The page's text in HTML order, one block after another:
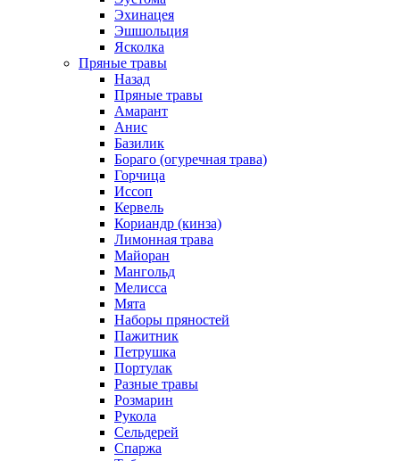
Эхинацея
Эшшольция
Ясколка
Пряные травы
Назад
Пряные травы
Амарант
Анис
Базилик
Бораго (огуречная трава)
Горчица
Иссоп
Кервель
Кориандр (кинза)
Лимонная трава
Майоран
Мангольд
Мелисса
Мята
Наборы пряностей
Пажитник
Петрушка
Портулак
Разные травы
Розмарин
Рукола
Сельдерей
Спаржа